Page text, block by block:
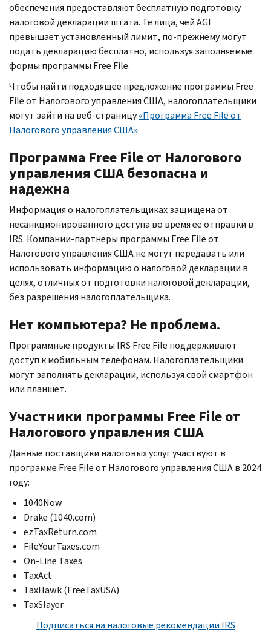
обеспечения предоставляют бесплатную подготовку
налоговой декларации штата. Те лица, чейAGI
превышает установленный лимит, по-прежнему могут
подать декларацию бесплатно, используя заполняемые
формы программы Free File.
Чтобы найти подходящее предложение программы Free
Fileот Налогового управления США, налогоплательщики
могут зайти на веб-страницу«Программа Free Fileот
Налогового управления США».
Программа Free Fileот Налогового
управления США безопасна и
надежна
Информация о налогоплательщиках защищена от
несанкционированного доступа во время ее отправки в
IRS. Компании-партнеры программы Free Fileот
Налогового управления США не могут передавать или
использовать информацию о налоговой декларации в
целях, отличных от подготовки налоговой декларации,
без разрешения налогоплательщика.
Нет компьютера? Не проблема.
Программные продукты IRS Free File поддерживают
доступ к мобильным телефонам. Налогоплательщики
могут заполнять декларации, используя свой смартфон
или планшет.
Участники программы Free Fileот
Налогового управления США
Данные поставщики налоговых услуг участвуют в
программе Free Fileот Налогового управления США в 2024
году:
1040Now
Drake (1040.com)
ezTaxReturn.com
FileYourTaxes.com
On-Line Taxes
TaxAct
TaxHawk(FreeTaxUSA)
TaxSlayer
Подписаться на налоговые рекомендации IRS